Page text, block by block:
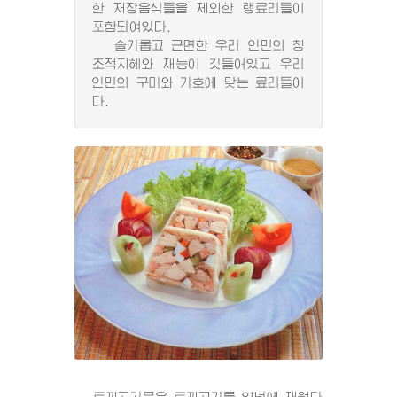
한 저장음식들을 제외한 랭료리들이
포함되여있다.
슬기롭고 근면한 우리 인민의 창
조적지혜와 재능이 깃들어있고 우리
인민의 구미와 기호에 맞는 료리들이
다.